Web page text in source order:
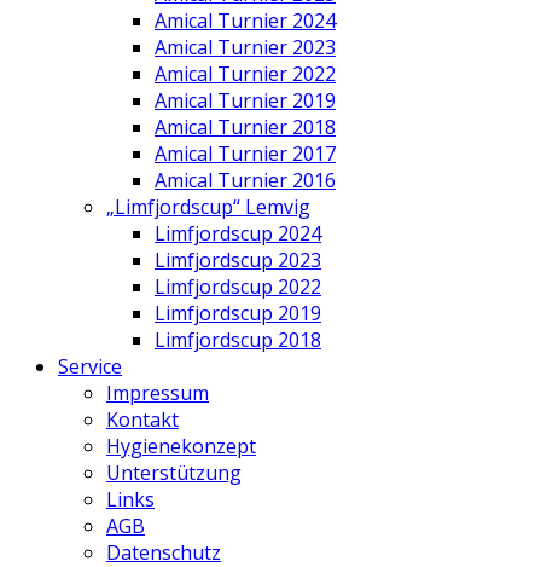
Amical Turnier 2024
Amical Turnier 2023
Amical Turnier 2022
Amical Turnier 2019
Amical Turnier 2018
Amical Turnier 2017
Amical Turnier 2016
„Limfjordscup“ Lemvig
Limfjordscup 2024
Limfjordscup 2023
Limfjordscup 2022
Limfjordscup 2019
Limfjordscup 2018
Service
Impressum
Kontakt
Hygienekonzept
Unterstützung
Links
AGB
Datenschutz